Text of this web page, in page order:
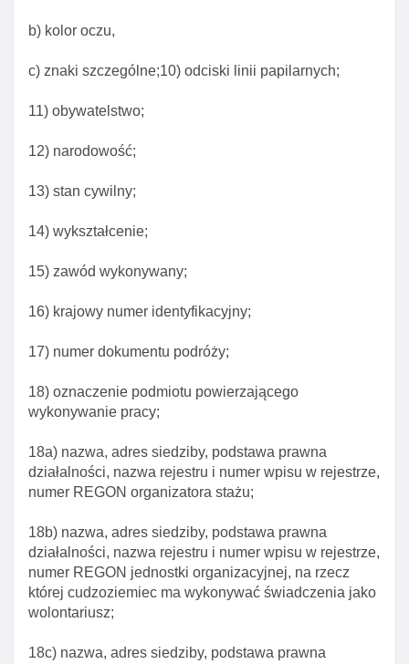
b) kolor oczu,
c) znaki szczególne;10) odciski linii papilarnych;
11) obywatelstwo;
12) narodowość;
13) stan cywilny;
14) wykształcenie;
15) zawód wykonywany;
16) krajowy numer identyfikacyjny;
17) numer dokumentu podróży;
18) oznaczenie podmiotu powierzającego
wykonywanie pracy;
18a) nazwa, adres siedziby, podstawa prawna
działalności, nazwa rejestru i numer wpisu w rejestrze,
numer REGON organizatora stażu;
18b) nazwa, adres siedziby, podstawa prawna
działalności, nazwa rejestru i numer wpisu w rejestrze,
numer REGON jednostki organizacyjnej, na rzecz
której cudzoziemiec ma wykonywać świadczenia jako
wolontariusz;
18c) nazwa, adres siedziby, podstawa prawna